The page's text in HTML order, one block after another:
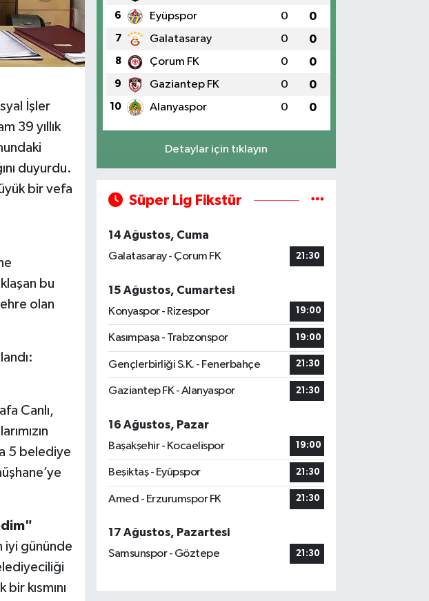
İşler
39 yıllık
duyurdu.
bir vefa
bu
olan
Canlı,
5 belediye
iyi gününde
kısmını
6 Eyüpspor 0 0
7 Galatasaray 0 0
8 Çorum FK 0 0
9 Gaziantep FK 0 0
10 Alanyaspor 0 0
Detaylar için tıklayın
Süper Lig Fikstür
14 Ağustos, Cuma
Galatasaray - Çorum FK
21:30
15 Ağustos, Cumartesi
Konyaspor - Rizespor
19:00
Kasımpaşa - Trabzonspor 19:00
Gençlerbirliği S.K. - Fenerbahçe 21:30
Gaziantep FK - Alanyaspor 21:30
16 Ağustos, Pazar
Başakşehir - Kocaelispor
19:00
Beşiktaş - Eyüpspor 21:30
Amed - Erzurumspor FK 21:30
17 Ağustos, Pazartesi
Samsunspor - Göztepe
21:30